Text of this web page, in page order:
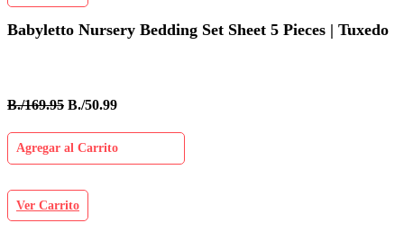
Babyletto Nursery Bedding Set Sheet 5 Pieces | Tuxedo
B./169.95 B./50.99
Agregar al Carrito
Ver Carrito